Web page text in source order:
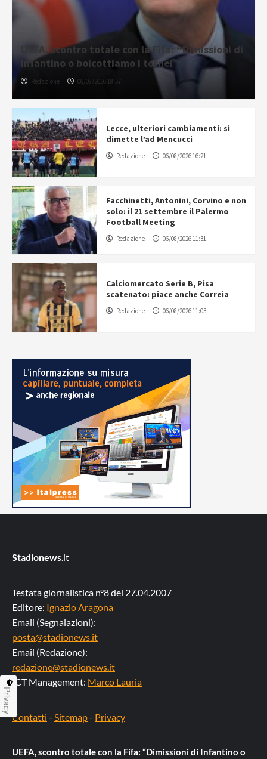
UEFA, scontro totale con la Fifa: “Dimissioni di
Infantino o boicottiamo i tornei”
Redazione 06/08/2026 18:57
Lecce, ulteriori cambiamenti: si
dimette l’ad Mencucci
Redazione 06/08/2026 16:21
Facchinetti, Antonini, Corvino e non
solo: il 21 settembre il Palermo
Football Meeting
Redazione 06/08/2026 11:31
Calciomercato Serie B, Pisa
scatenato: piace anche Correia
Redazione 06/08/2026 11:03
Stadionews.it
Testata giornalistica n°8 del 27.04.2007
Editore: Ignazio Aragona
Email (Segnalazioni):
posta@stadionews.it
Email (Redazione):
redazione@stadionews.it
ICT Management: Marco Lauria
Contatti - Sitemap- Privacy
UEFA, scontro totale con la Fifa: “Dimissioni di Infantino o
Privacy